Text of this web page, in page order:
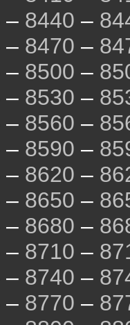
– 8440 –
– 8470 –
– 8500 –
– 8530 –
– 8560 –
– 8590 –
– 8620 –
– 8650 –
– 8680 –
– 8710 –
– 8740 –
– 8770 –